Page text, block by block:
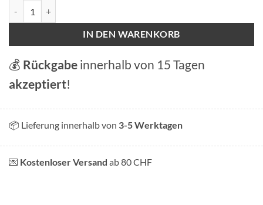
IN DEN WARENKORB
💰 Rückgabe innerhalb von 15 Tagen
akzeptiert!
📦 Lieferung innerhalb von 3-5 Werktagen
💌 Kostenloser Versand ab 80 CHF